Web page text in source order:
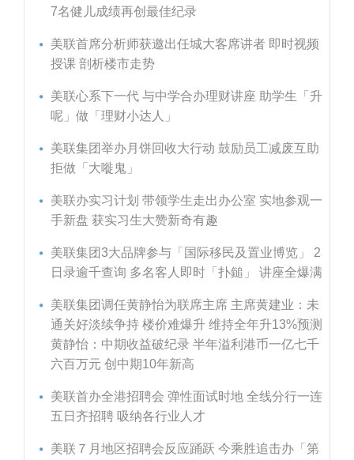
7名健儿成绩再创最佳纪录
美联首席分析师获邀出任城大客席讲者 即时视频
授课 剖析楼市走势
美联心系下一代 与中学合办理财讲座 助学生「升
呢」做「理财小达人」
美联集团举办月饼回收大行动 鼓励员工减废互助
拒做「大嘥鬼」
美联办实习计划 带领学生走出办公室 实地参观一
手新盘 获实习生大赞新奇有趣
美联集团3大品牌参与「国际移民及置业博览」 2
日录逾千查询 多名客人即时「扑鎚」 讲座全爆满
美联集团调任黄静怡为联席主席 主席黄建业：未
通关好淡续争持 楼价难爆升 维持全年升13%预测
黄静怡：中期收益破纪录 半年溢利港币一亿七千
六百万元 创中期10年新高
美联首办全港招聘会 弹性面试时地 全线分行一连
五日齐招聘 吸纳各行业人才
美联７月地区招聘会反应踊跃 今乘胜追击办「第